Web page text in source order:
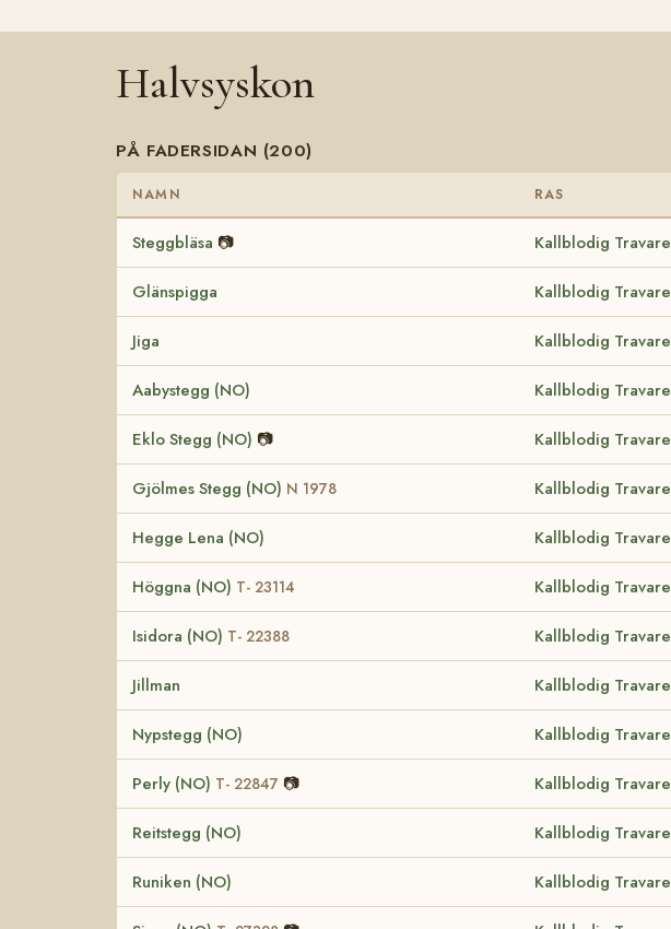
Halvsyskon
PÅ FADERSIDAN (200)
NAMN RAS
Steggbläsa 📷 Kallblodig Travare
Glänspigga Kallblodig Travare
Jiga Kallblodig Travare
Aabystegg (NO) Kallblodig Travare
Eklo Stegg (NO) 📷 Kallblodig Travare
Gjölmes Stegg (NO) N 1978 Kallblodig Travare
Hegge Lena (NO) Kallblodig Travare
Höggna (NO) T- 23114 Kallblodig Travare
Isidora (NO) T- 22388 Kallblodig Travare
Jillman Kallblodig Travare
Nypstegg (NO) Kallblodig Travare
Perly (NO) T- 22847 📷 Kallblodig Travare
Reitstegg (NO) Kallblodig Travare
Runiken (NO) Kallblodig Travare